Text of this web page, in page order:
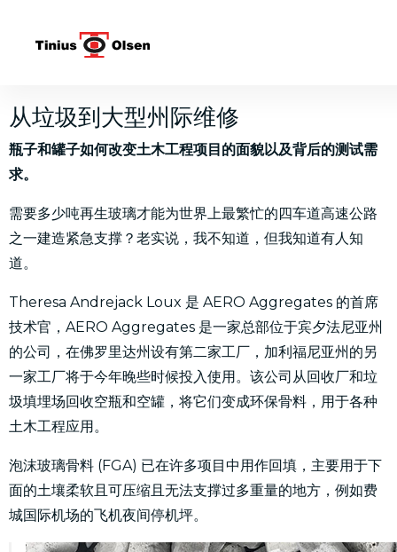
从垃圾到大型州际维修
瓶子和罐子如何改变土木工程项目的面貌以及背后的测试需
求。
需要多少吨再生玻璃才能为世界上最繁忙的四车道高速公路
之一建造紧急支撑？老实说，我不知道，但我知道有人知
道。
Theresa Andrejack Loux 是 AERO Aggregates 的首席
技术官，AERO Aggregates 是一家总部位于宾夕法尼亚州
的公司，在佛罗里达州设有第二家工厂，加利福尼亚州的另
一家工厂将于今年晚些时候投入使用。该公司从回收厂和垃
圾填埋场回收空瓶和空罐，将它们变成环保骨料，用于各种
土木工程应用。
泡沫玻璃骨料 (FGA) 已在许多项目中用作回填，主要用于下
面的土壤柔软且可压缩且无法支撑过多重量的地方，例如费
城国际机场的飞机夜间停机坪。